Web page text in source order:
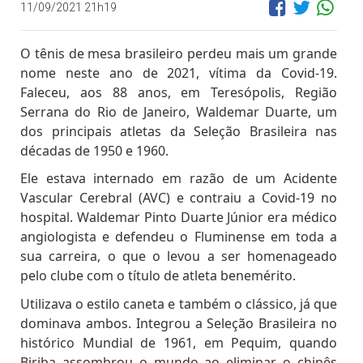
11/09/2021 21h19
O tênis de mesa brasileiro perdeu mais um grande
nome neste ano de 2021, vítima da Covid-19.
Faleceu, aos 88 anos, em Teresópolis, Região
Serrana do Rio de Janeiro, Waldemar Duarte, um
dos principais atletas da Seleção Brasileira nas
décadas de 1950 e 1960.
Ele estava internado em razão de um Acidente
Vascular Cerebral (AVC) e contraiu a Covid-19 no
hospital. Waldemar Pinto Duarte Júnior era médico
angiologista e defendeu o Fluminense em toda a
sua carreira, o que o levou a ser homenageado
pelo clube com o título de atleta benemérito.
Utilizava o estilo caneta e também o clássico, já que
dominava ambos. Integrou a Seleção Brasileira no
histórico Mundial de 1961, em Pequim, quando